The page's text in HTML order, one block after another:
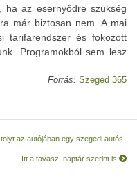
ha az esernyődre szükség
már biztosan nem. A mai
tarifarendszer és fokozott
Programokból sem lesz
Forrás: Szeged 365
az autójában egy szegedi autós
Itt a tavasz, naptár szerint is